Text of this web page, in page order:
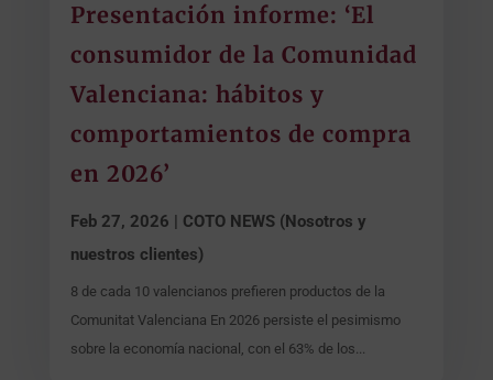
Presentación informe: ‘El
consumidor de la Comunidad
Valenciana: hábitos y
comportamientos de compra
en 2026’
Feb 27, 2026 | COTO NEWS (Nosotros y
nuestros clientes)
8 de cada 10 valencianos prefieren productos de la
Comunitat Valenciana En 2026 persiste el pesimismo
sobre la economía nacional, con el 63% de los...